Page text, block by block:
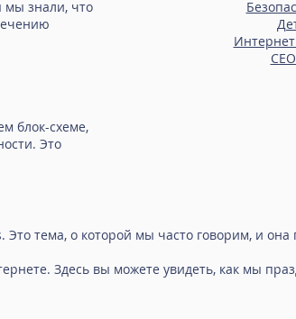
мы знали, что
блок-схеме,
Это
тема, о которой мы часто говорим, и
Здесь вы можете увидеть, как мы